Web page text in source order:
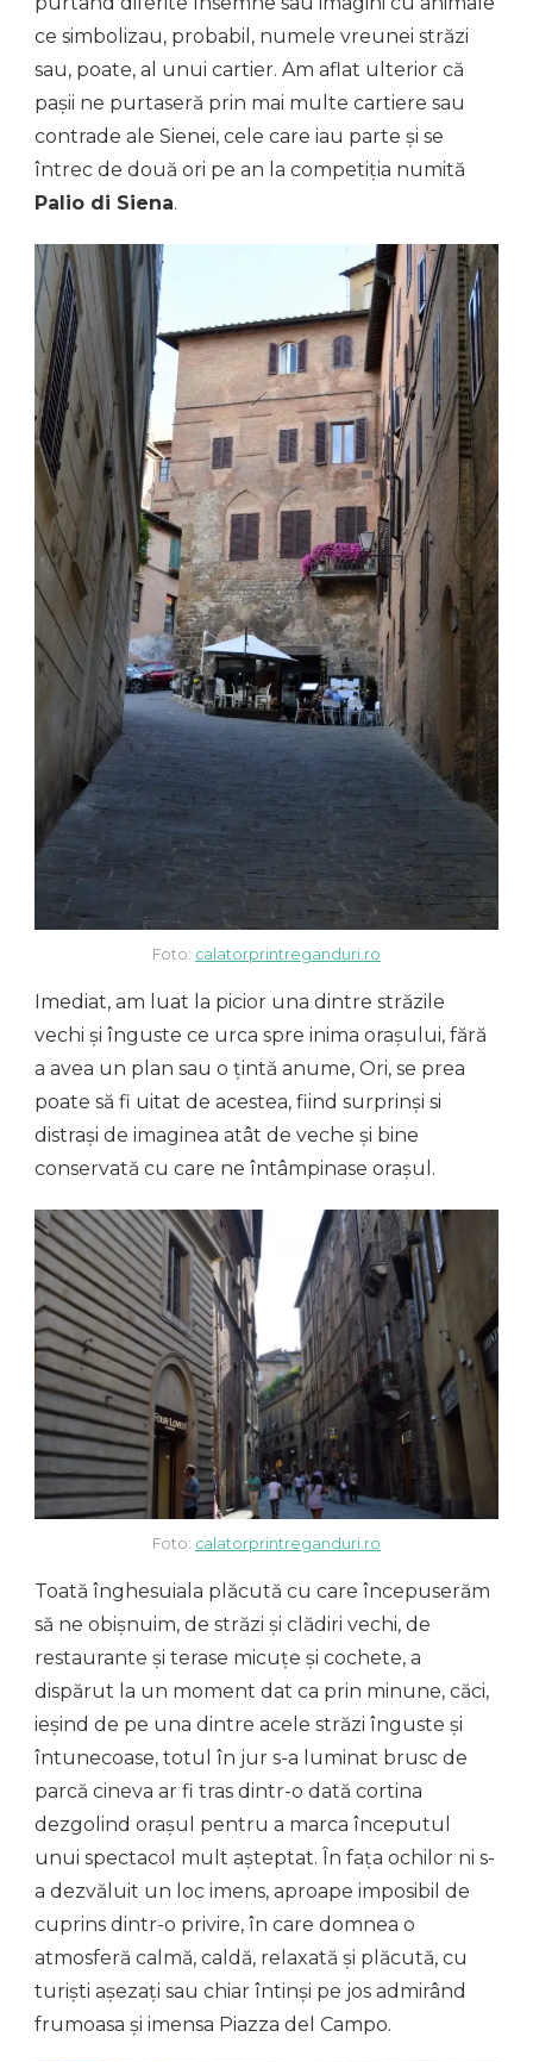
ce simbolizau, probabil, numele vreunei străzi
sau, poate, al unui cartier. Am aflat ulterior că
pașii ne purtaseră prin mai multe cartiere sau
contrade ale Sienei, cele care iau parte și se
întrec de două ori pe an la competiția numită
Palio di Siena.
Foto: calatorprintreganduri.ro
Imediat, am luat la picior una dintre străzile
vechi și înguste ce urca spre inima orașului, fără
a avea un plan sau o țintă anume, Ori, se prea
poate să fi uitat de acestea, fiind surprinși si
distrași de imaginea atât de veche și bine
conservată cu care ne întâmpinase orașul.
Foto: calatorprintreganduri.ro
Toată înghesuiala plăcută cu care începuserăm
să ne obișnuim, de străzi și clădiri vechi, de
restaurante și terase micuțe și cochete, a
dispărut la un moment dat ca prin minune, căci,
ieșind de pe una dintre acele străzi înguste și
întunecoase, totul în jur s-a luminat brusc de
parcă cineva ar fi tras dintr-o dată cortina
dezgolind orașul pentru a marca începutul
unui spectacol mult așteptat. În fața ochilor ni s-
a dezvăluit un loc imens, aproape imposibil de
cuprins dintr-o privire, în care domnea o
atmosferă calmă, caldă, relaxată și plăcută, cu
turiști așezați sau chiar întinși pe jos admirând
frumoasa și imensa Piazza del Campo.